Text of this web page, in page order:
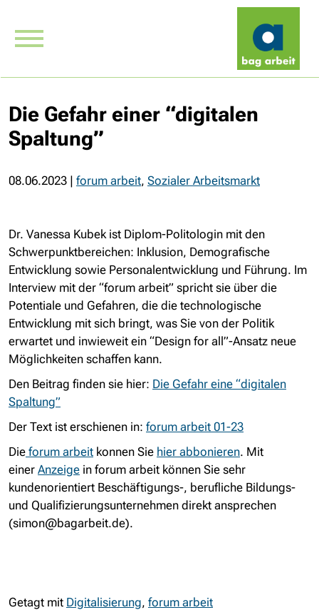
Die Gefahr einer “digitalen
Spaltung”
08.06.2023 | forum arbeit, Sozialer Arbeitsmarkt
Dr. Vanessa Kubek ist Diplom-Politologin mit den
Schwerpunktbereichen: Inklusion, Demografische
Entwicklung sowie Personalentwicklung und Führung. Im
Interview mit der “forum arbeit” spricht sie über die
Potentiale und Gefahren, die die technologische
Entwicklung mit sich bringt, was Sie von der Politik
erwartet und inwieweit ein “Design for all”-Ansatz neue
Möglichkeiten schaffen kann.
Den Beitrag finden sie hier: Die Gefahr eine “digitalen
Spaltung”
Der Text ist erschienen in: forum arbeit 01-23
Die forum arbeit konnen Sie hier abbonieren. Mit
einer Anzeige in forum arbeit können Sie sehr
kundenorientiert Beschäftigungs-, berufliche Bildungs-
und Qualifizierungsunternehmen direkt ansprechen
(simon@bagarbeit.de).
Getagt mit Digitalisierung, forum arbeit